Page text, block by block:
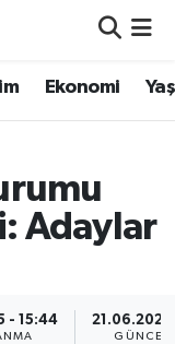
Ekonomi
Adaylar
- 15:44 21.06.2025